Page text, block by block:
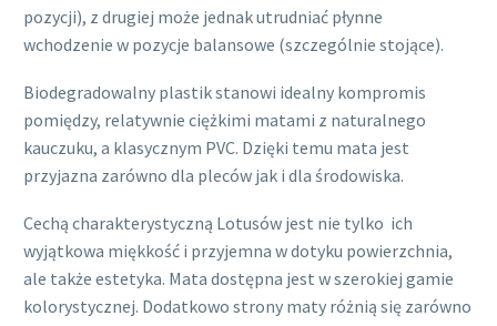
pozycji), z drugiej może jednak utrudniać płynne
wchodzenie w pozycje balansowe (szczególnie stojące).
Biodegradowalny plastik stanowi idealny kompromis
pomiędzy, relatywnie ciężkimi matami z naturalnego
kauczuku, a klasycznym PVC. Dzięki temu mata jest
przyjazna zarówno dla pleców jak i dla środowiska.
Cechą charakterystyczną Lotusów jest nie tylko ich
wyjątkowa miękkość i przyjemna w dotyku powierzchnia,
ale także estetyka. Mata dostępna jest w szerokiej gamie
kolorystycznej. Dodatkowo strony maty różnią się zarówno